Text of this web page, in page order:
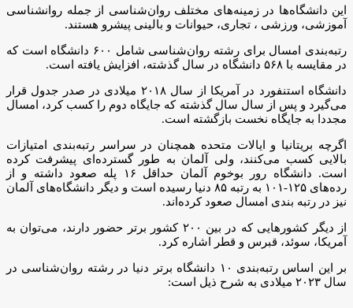
این دانشگاه‌ها در زمینه‌های مختلف روان‌شناسی از جمله روانشناسی
آموزشی، ورزشی ، تجاری، حیوانات و بالینی پیشرو هستند.
رتبه‌بندی امسال برای رشته روان‌شناسی شامل ۶۰۰ دانشگاه است که
در مقایسه با ۵۶۸ دانشگاه در سال گذشته، افزایش یافته است.
دانشگاه استنفورد در آمریکا از سال ۲۰۱۸ میلادی در صدر جدول قرار
می‌گیرد و پس از سال سال گذشته که جایگاه دوم را کسب کرد، امسال
مجددا به جایگاه نخست بازگشته است.
اگرچه بریتانیا و ایالات متحده همچنان در سراسر رتبه‌بندی امتیازات
بالایی کسب می‌کنند، ولی آلمان به طور گسترده‌ای پیشرفت کرده
است. دانشگاه رور بوخوم آلمان حداقل ۱۶ پله صعود داشته و از
رده‌های ۱۲۵-۱۰۱ به رتبه ۸۵ دنیا رسیده است و دیگر دانشگاه‌های آلمان
نیز در رتبه بندی امسال صعود کرده‌اند.
از دیگر کشورهایی که در بین ۲۰۰ کشور برتر حضور دارند، می‌توان به
آمریکا، سوئد، قبرس و قطر اشاره کرد.
بر این اساس رتبه‌بندی ۱۰ دانشگاه برتر دنیا در رشته روان‌شناسی در
سال ۲۰۲۳ میلادی به شرح ذیل است: